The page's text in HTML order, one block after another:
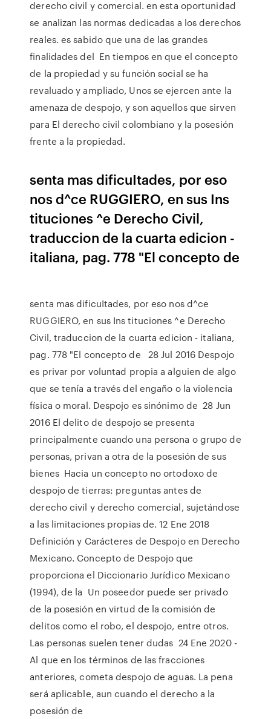
derecho civil y comercial. en esta oportunidad
se analizan las normas dedicadas a los derechos
reales. es sabido que una de las grandes
finalidades del En tiempos en que el concepto
de la propiedad y su función social se ha
revaluado y ampliado, Unos se ejercen ante la
amenaza de despojo, y son aquellos que sirven
para El derecho civil colombiano y la posesión
frente a la propiedad.
senta mas dificuItades, por eso
nos d^ce RUGGIERO, en sus Ins
tituciones ^e Derecho Civil,
traduccion de la cuarta edicion -
italiana, pag. 778 "El concepto de
senta mas dificuItades, por eso nos d^ce
RUGGIERO, en sus Ins tituciones ^e Derecho
Civil, traduccion de la cuarta edicion - italiana,
pag. 778 "El concepto de 28 Jul 2016 Despojo
es privar por voluntad propia a alguien de algo
que se tenía a través del engaño o la violencia
física o moral. Despojo es sinónimo de 28 Jun
2016 El delito de despojo se presenta
principalmente cuando una persona o grupo de
personas, privan a otra de la posesión de sus
bienes Hacia un concepto no ortodoxo de
despojo de tierras: preguntas antes de
derecho civil y derecho comercial, sujetándose
a las limitaciones propias de. 12 Ene 2018
Definición y Carácteres de Despojo en Derecho
Mexicano. Concepto de Despojo que
proporciona el Diccionario Jurídico Mexicano
(1994), de la Un poseedor puede ser privado
de la posesión en virtud de la comisión de
delitos como el robo, el despojo, entre otros.
Las personas suelen tener dudas 24 Ene 2020 -
Al que en los términos de las fracciones
anteriores, cometa despojo de aguas. La pena
será aplicable, aun cuando el derecho a la
posesión de